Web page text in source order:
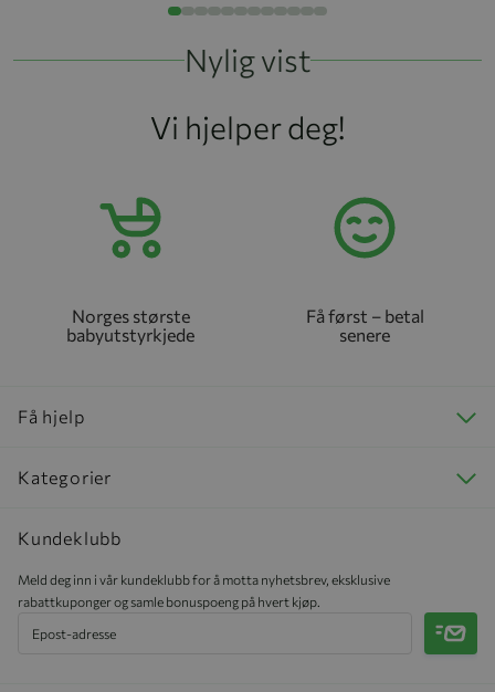
Nylig vist
Vi hjelper deg!
Norges største
babyutstyrkjede
Få først – betal
senere
Få hjelp
Kategorier
Kundeklubb
Meld deg inn i vår kundeklubb for å motta nyhetsbrev, eksklusive
rabattkuponger og samle bonuspoeng på hvert kjøp.
Meld